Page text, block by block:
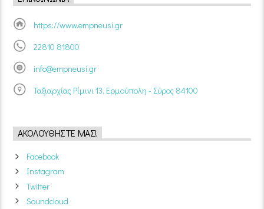
https://www.empneusi.gr
22810 81800
info@empneusi.gr
Ταξιαρχίας Ρίμινι 13, Ερμούπολη - Σύρος 84100
ΑΚΟΛΟΥΘΉΣΤΕ ΜΑΣ!
Facebook
Instagram
Twitter
Soundcloud